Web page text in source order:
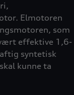
Elmotoren
som
effektive 1,6-
syntetisk
kunne ta